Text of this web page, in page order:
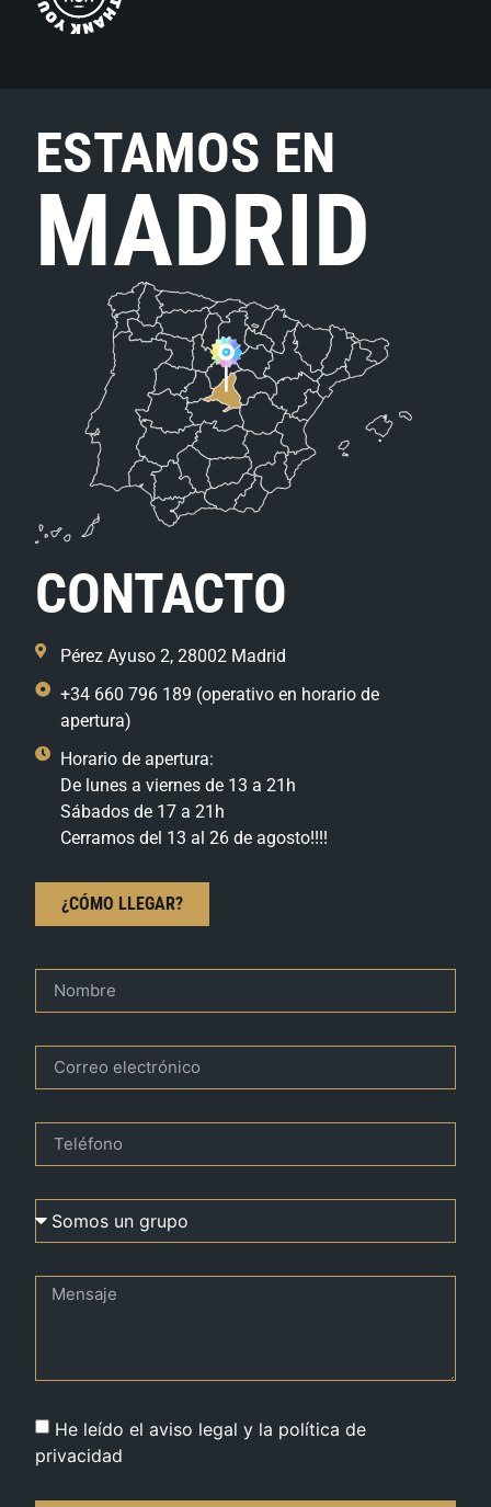
ESTAMOS EN
MADRID
CONTACTO
Pérez Ayuso 2, 28002 Madrid
+34 660 796 189 (operativo en horario de
apertura)
Horario de apertura:
De lunes a viernes de 13 a 21h
Sábados de 17 a 21h
Cerramos del 13 al 26 de agosto!!!!
¿CÓMO LLEGAR?
He leído el aviso legal y la política de
privacidad